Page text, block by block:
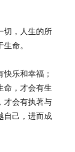
切，人生的所
命。
乐和幸福；
命，才会有生
才会有执著与
自己，进而成